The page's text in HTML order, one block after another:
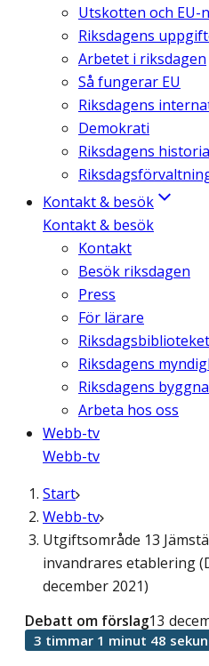
Utskotten och EU-
Riksdagens
Arbetet i riksdagen
Så fungerar EU
Riksdagens
Demokrati
Riksdagens historia
Kontakt & besök
Kontakt & besök
Kontakt
Besök riksdagen
Press
För lärare
Riksdagsbiblioteket
Riksdagens
Riksdagens
Arbeta hos oss
Webb-tv
Webb-tv
Start
Webb-tv
Utgiftsområde 13
invandrares etablering
december 2021)
Debatt om förslag13
3 timmar 1 minut 48